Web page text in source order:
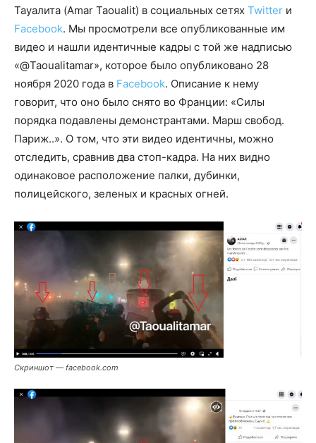
Тауалита (Amar Taoualit) в социальных сетях Twitter и
Facebook. Мы просмотрели все опубликованные им
видео и нашли идентичные кадры с той же надписью
«@Taoualitamar», которое было опубликовано 28
ноября 2020 года в Facebook. Описание к нему
говорит, что оно было снято во Франции: «Силы
порядка подавлены демонстрантами. Марш свобод.
Париж..». О том, что эти видео идентичны, можно
отследить, сравнив два стоп-кадра. На них видно
одинаковое расположение палки, дубинки,
полицейского, зеленых и красных огней.
Скриншот — facebook.com